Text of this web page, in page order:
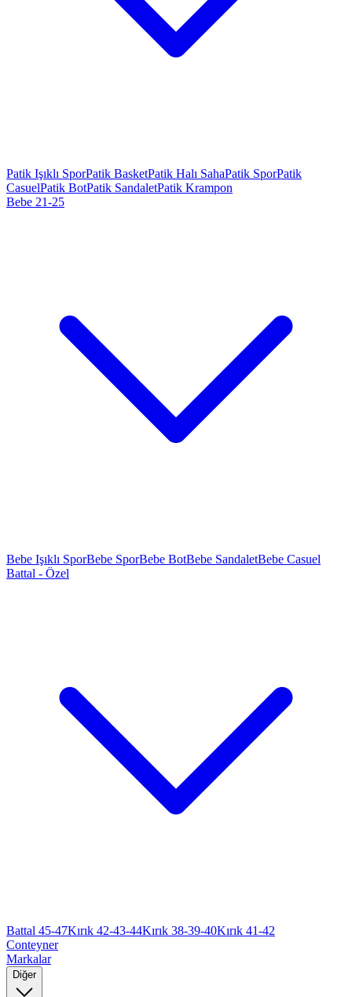
Patik Işıklı SporPatik BasketPatik Halı SahaPatik SporPatik
CasuelPatik BotPatik SandaletPatik Krampon
Bebe 21-25
Bebe Işıklı SporBebe SporBebe BotBebe SandaletBebe Casuel
Battal - Özel
Battal 45-47Kırık 42-43-44Kırık 38-39-40Kırık 41-42
Conteyner
Markalar
Diğer